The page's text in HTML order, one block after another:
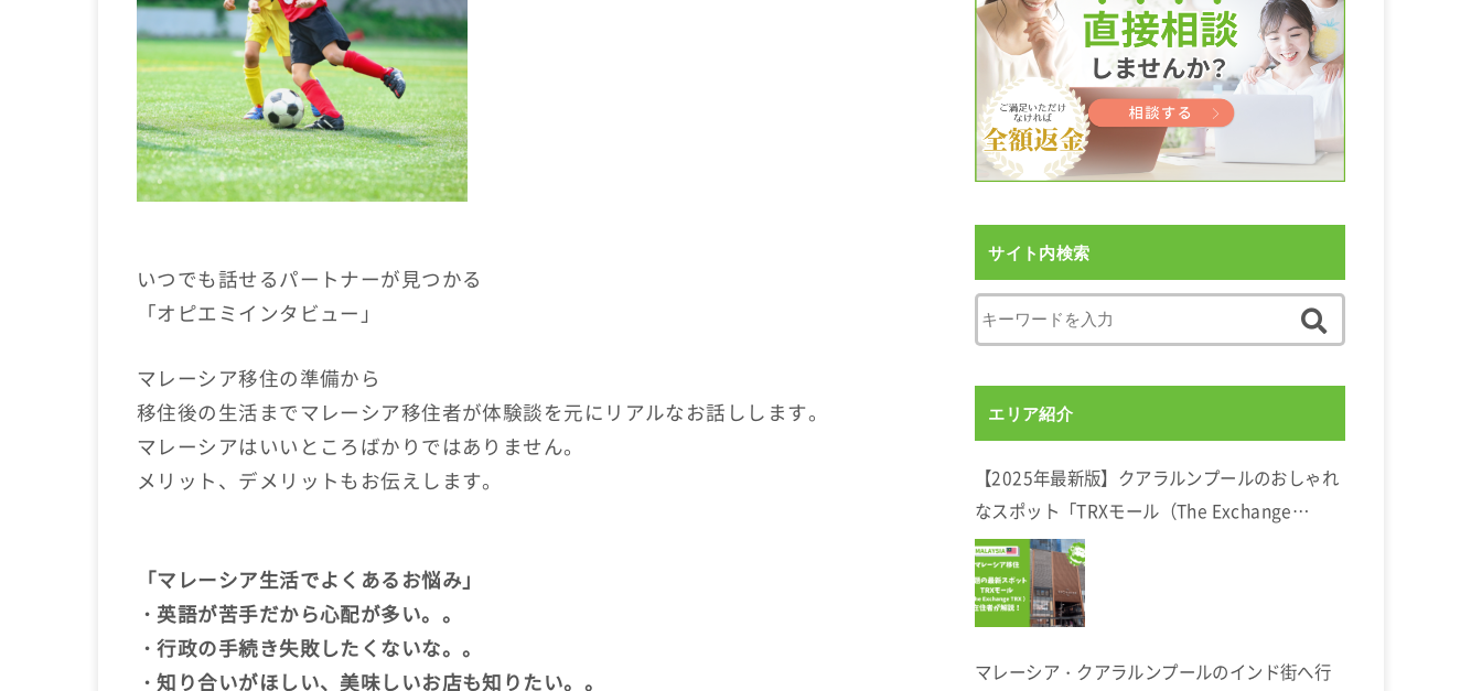
いつでも話せるパートナーが見つかる
「オピエミインタビュー」
マレーシア移住の準備から
移住後の生活までマレーシア移住者が体験談を元にリアルなお話しします。
マレーシアはいいところばかりではありません。
メリット、デメリットもお伝えします。
「マレーシア生活でよくあるお悩み」
・英語が苦手だから心配が多い。。
・行政の手続き失敗したくないな。。
・知り合いがほしい、美味しいお店も知りたい。。
サイト内検索
エリア紹介
【2025年最新版】クアラルンプールのおしゃれ
なスポット「TRXモール（The Exchange
TRX）」完全ガイド
マレーシア・クアラルンプールのインド街へ行